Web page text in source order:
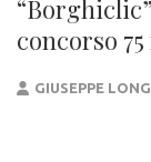
concorso
GIUSEPPE